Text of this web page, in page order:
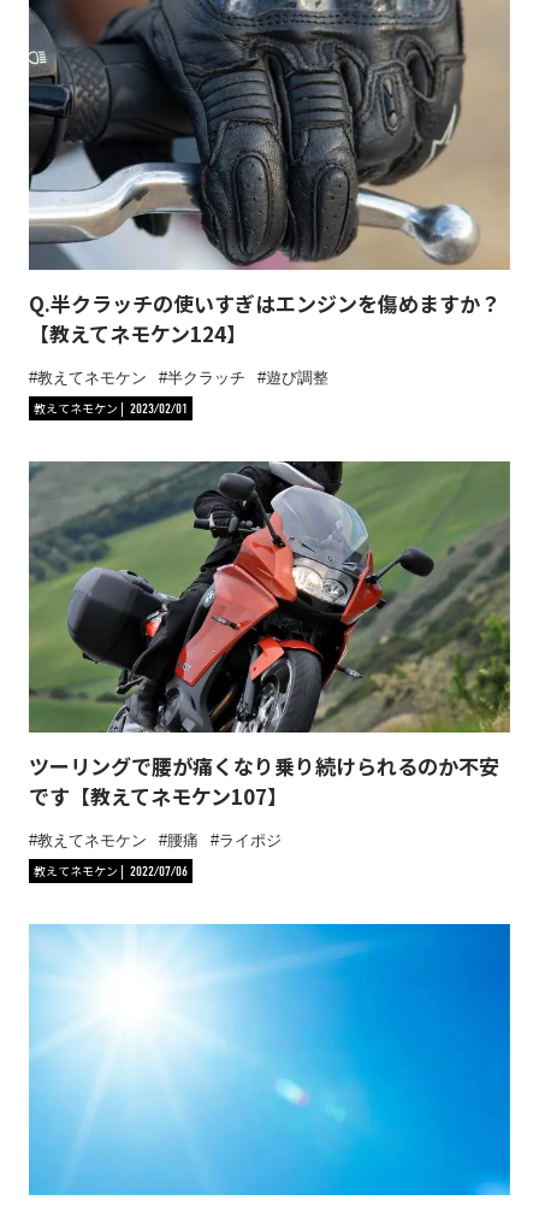
Q.半クラッチの使いすぎはエンジンを傷めますか？
【教えてネモケン124】
教えてネモケン 半クラッチ
遊び調整
教えてネモケン
2023/02/01
ツーリングで腰が痛くなり乗り続けられるのか不安
です【教えてネモケン107】
教えてネモケン 腰痛
ライポジ
教えてネモケン
2022/07/06